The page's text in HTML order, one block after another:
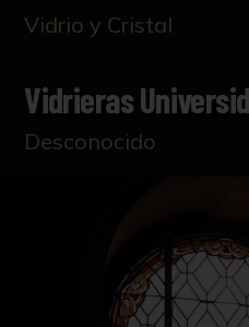
Vidrio y Cristal
Vidrieras
Desconocido